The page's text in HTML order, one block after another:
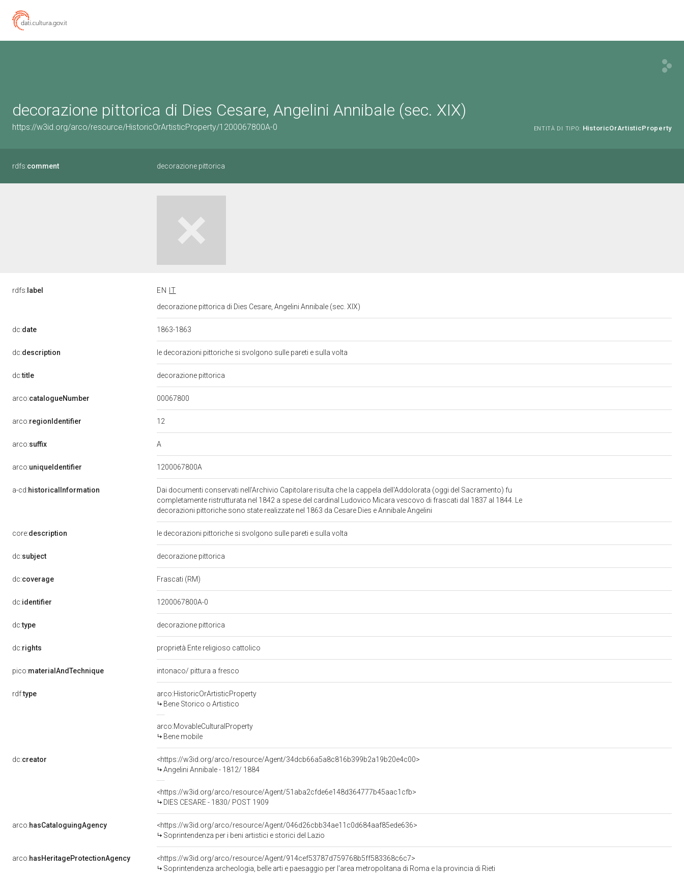
decorazione pittorica di Dies Cesare, Angelini Annibale (sec. XIX)
https://w3id.org/arco/resource/HistoricOrArtisticProperty/1200067800A-0 ENTITÀ DI TIPO: HistoricOrArtisticProperty
rdfs:comment decorazione pittorica
rdfs: label EN
IT
decorazione pittorica di Dies Cesare, Angelini Annibale (sec. XIX)
dc:date 1863-1863
dc:description le decorazioni pittoriche si svolgono sulle pareti e sulla volta
dc:title decorazione pittorica
arco:catalogueNumber 00067800
arco:regionIdentifier 12
arco:suffix A
arco:uniqueIdentifier 1200067800A
a-cd:historicalInformation
Dai documenti conservati nell'Archivio Capitolare risulta che la cappela dell'Addolorata (oggi del Sacramento) fu
completamente ristrutturata nel 1842 a spese del cardinal Ludovico Micara vescovo di frascati dal 1837 al 1844. Le
decorazioni pittoriche sono state realizzate nel 1863 da Cesare Dies e Annibale Angelini
core:description le decorazioni pittoriche si svolgono sulle pareti e sulla volta
dc:subject decorazione pittorica
dc:coverage Frascati (RM)
dc:identifier 1200067800A-0
dc:type decorazione pittorica
dc:rights proprietà Ente religioso cattolico
pico:materialAndTechnique intonaco/ pittura a fresco
rdf:type
arco:HistoricOrArtisticProperty
Bene Storico o Artistico
arco:MovableCulturalProperty
Bene mobile
dc:creator
<https://w3id.org/arco/resource/Agent/34dcb66a5a8c816b399b2a19b20e4c00>
Angelini Annibale - 1812/ 1884
<https://w3id.org/arco/resource/Agent/51aba2cfde6e148d364777b45aac1cfb>
DIES CESARE - 1830/ POST 1909
arco:hasCataloguingAgency
<https://w3id.org/arco/resource/Agent/046d26cbb34ae11c0d684aaf85ede636>
Soprintendenza per i beni artistici e storici del Lazio
arco:hasHeritageProtectionAgency
<https://w3id.org/arco/resource/Agent/914cef53787d759768b5ff583368c6c7>
Soprintendenza archeologia, belle arti e paesaggio per l'area metropolitana di Roma e la provincia di Rieti